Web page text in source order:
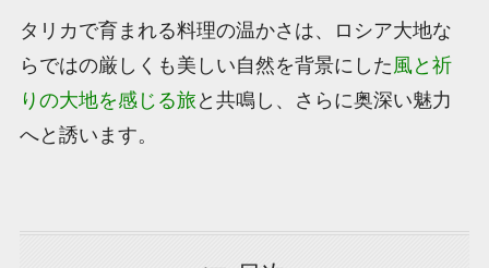
タリカで育まれる料理の温かさは、ロシア大地な
らではの厳しくも美しい自然を背景にした 風と祈
りの大地を感じる旅 と共鳴し、さらに奥深い魅力
へと誘います。